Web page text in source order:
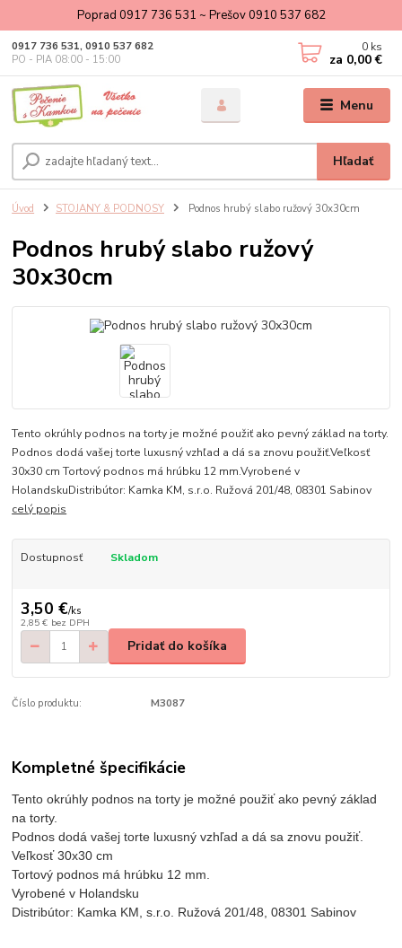
Poprad 0917 736 531 ~ Prešov 0910 537 682
Menu
Hľadať
0917 736 531, 0910 537 682
PO - PIA 08:00 - 15:00
0 ks
za 0,00 €
Úvod STOJANY & PODNOSY Podnos hrubý slabo ružový 30x30cm
Podnos hrubý slabo ružový
30x30cm
Tento okrúhly podnos na torty je možné použiť ako pevný základ na torty.
Podnos dodá vašej torte luxusný vzhľad a dá sa znovu použiť.Veľkosť
30x30 cm Tortový podnos má hrúbku 12 mm.Vyrobené v
HolandskuDistribútor: Kamka KM, s.r.o. Ružová 201/48, 08301 Sabinov
celý popis
Dostupnosť Skladom
3,50 €/ks
2,85 € bez DPH
Pridať do košíka
Číslo produktu: M3087
Kompletné špecifikácie
Tento okrúhly podnos na torty je možné použiť ako pevný základ
na torty.
Podnos dodá vašej torte luxusný vzhľad a dá sa znovu použiť.
Veľkosť 30x30 cm
Tortový podnos má hrúbku 12 mm.
Vyrobené v Holandsku
Distribútor: Kamka KM, s.r.o. Ružová 201/48, 08301 Sabinov